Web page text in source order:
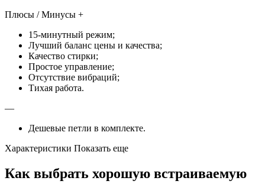
Плюсы / Минусы +
15-минутный режим;
Лучший баланс цены и качества;
Качество стирки;
Простое управление;
Отсутствие вибраций;
Тихая работа.
—
Дешевые петли в комплекте.
Характеристики Показать еще
Как выбрать хорошую встраиваемую